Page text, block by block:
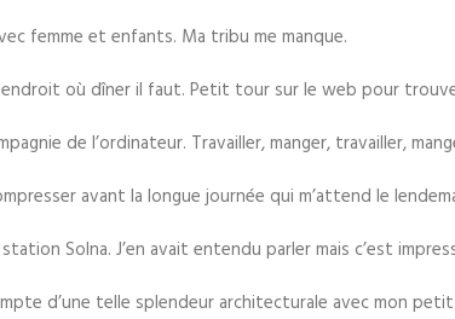
femme et enfants. Ma tribu me manque.
où dîner il faut. Petit tour sur le web pour
de l’ordinateur. Travailler, manger, travailler,
avant la longue journée qui m’attend le
Solna. J’en avait entendu parler mais c’est
d’une telle splendeur architecturale avec mon